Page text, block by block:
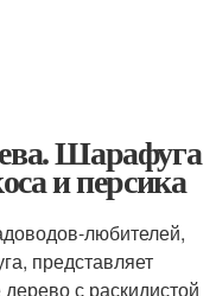
Шарафуга
и персика
любителей,
представляет
с раскидистой